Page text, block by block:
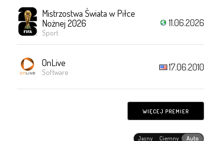
Mistrzostwa Świata w Piłce
Nożnej 2026
Sport
11.06.2026
OnLive
Software 17.06.2010
WIĘCEJ PREMIER
Jasny Ciemny Auto